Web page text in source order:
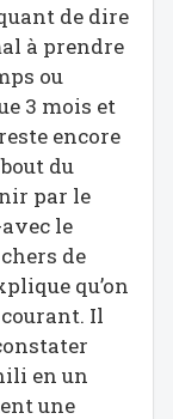
de dire
à prendre
ou
3 mois et
encore
du
par le
le
de
qu’on
Il
en un
une